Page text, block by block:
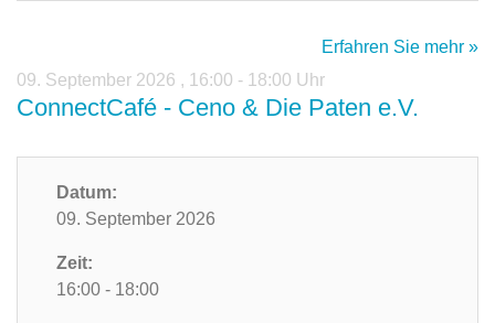
Erfahren Sie mehr »
09. September 2026 , 16:00 - 18:00 Uhr
ConnectCafé - Ceno & Die Paten e.V.
Datum:
09. September 2026
Zeit:
16:00 - 18:00